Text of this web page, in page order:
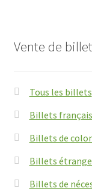
Vente de
Tous les billets
Billets français
Billets de
Billets
Billets de